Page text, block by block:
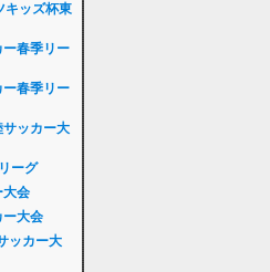
キッズ杯東
春季リー
春季リー
ッカー大
ーグ
大会
ー大会
ッカー大